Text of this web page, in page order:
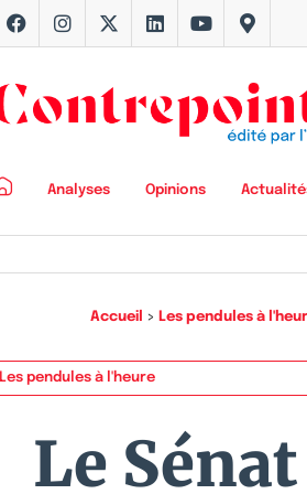
Analyses Opinions
Accueil > Les pendules à
Les pendules à l'heure
Le